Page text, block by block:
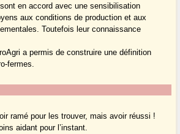
en accord avec une sensibilisation
aux conditions de production et aux
Toutefois leur connaissance
a permis de construire une définition
fermes.
ramé pour les trouver, mais avoir réussi !
aidant pour l’instant.